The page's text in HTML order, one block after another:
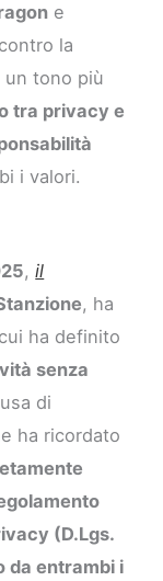
e
contro la
un tono più
tra privacy e
i valori.
,il
, ha
ha definito
senza
di
ha ricordato
(D.Lgs.
da entrambi i